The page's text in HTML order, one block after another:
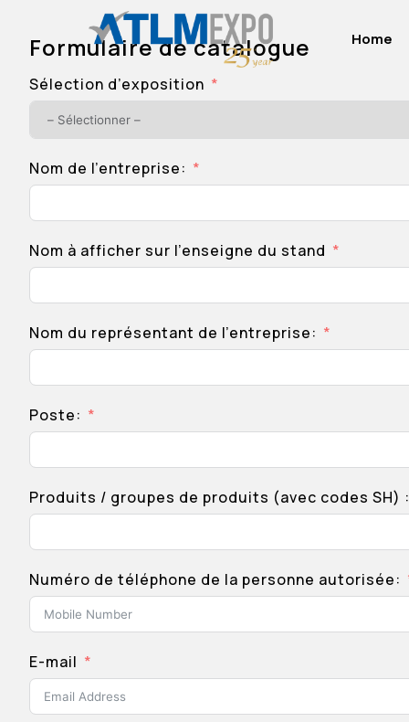
Home
Formulaire de catalogue
Sélection d’exposition
Nom de l’entreprise:
Nom à afficher sur l’enseigne du stand
Nom du représentant de l’entreprise:
Poste:
Produits / groupes de produits (avec codes SH) :
Numéro de téléphone de la personne autorisée:
E-mail